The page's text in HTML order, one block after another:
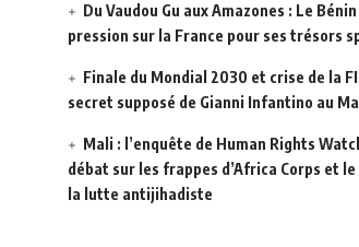
Du Vaudou Gu aux Amazones : Le
pression sur la France pour ses trésors
Finale du Mondial 2030 et crise de la
secret supposé de Gianni Infantino au
Mali : l’enquête de Human Rights
débat sur les frappes d’Africa Corps et
la lutte antijihadiste